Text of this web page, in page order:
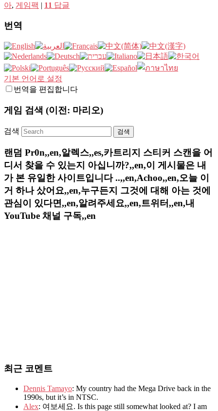
아, 게임팩 | 11 답글
번역
기본 언어로 설정
번역을 편집합니다
게임 검색 (이전: 마리오)
검색
랜덤 Pr0n,,en,알렉스,,es,카트리지 스티커 스캔을 어
디서 찾을 수 있는지 아십니까?,,en,이 게시물은 내
가 본 유일한 사이트입니다 ..,,en,Achoo,,en,오늘 이
거 하나 샀어요,,en,누구든지 그것에 대해 아는 것에
관심이 있다면,,en,알려주세요,,en,트위터,,en,내
YouTube 채널 구독,,en
최근 코멘트
Dennis Tamayo: My country had the Mega Drive back in the
1990s, but it’s in NTSC.
Alex: 여보세요. Is this page still somewhat looked at? I am